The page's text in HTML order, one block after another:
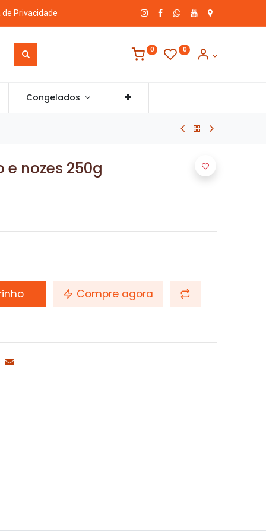
de Privacidade
0 0
Congelados
nozes 250g
Compre agora